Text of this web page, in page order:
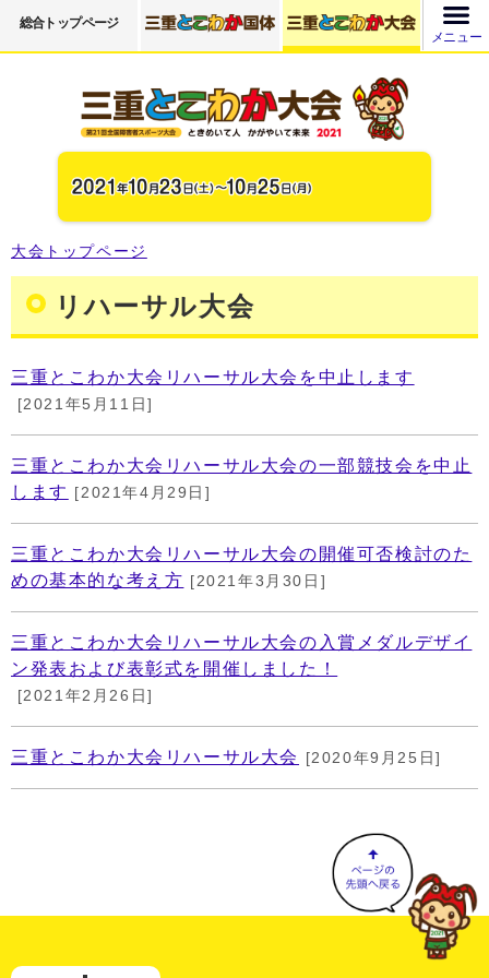
総合トップページ
メニュー
大会トップページ
リハーサル大会
三重とこわか大会リハーサル大会を中止します
[2021年5月11日]
三重とこわか大会リハーサル大会の一部競技会を中止
します
[2021年4月29日]
三重とこわか大会リハーサル大会の開催可否検討のた
めの基本的な考え方 [2021年3月30日]
三重とこわか大会リハーサル大会の入賞メダルデザイ
ン発表および表彰式を開催しました！
[2021年2月26日]
三重とこわか大会リハーサル大会 [2020年9月25日]